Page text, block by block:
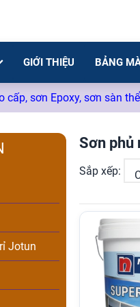
GIỚI THIỆU BẢNG
cấp, sơn Epoxy, sơn sàn
Sơn phủ
Sắp xếp:
Jotun